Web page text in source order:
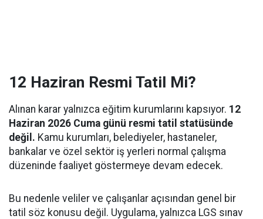
12 Haziran Resmi Tatil Mi?
Alınan karar yalnızca eğitim kurumlarını kapsıyor. 12
Haziran 2026 Cuma günü resmi tatil statüsünde
değil. Kamu kurumları, belediyeler, hastaneler,
bankalar ve özel sektör iş yerleri normal çalışma
düzeninde faaliyet göstermeye devam edecek.
Bu nedenle veliler ve çalışanlar açısından genel bir
tatil söz konusu değil. Uygulama, yalnızca LGS sınav